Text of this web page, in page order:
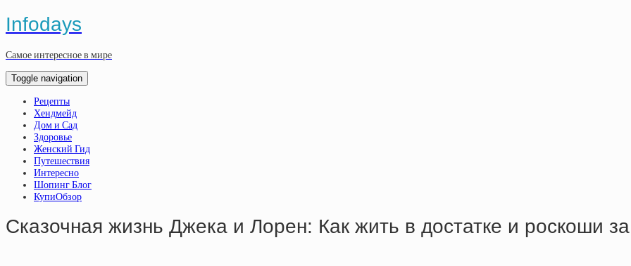
Infodays
Самое интересное в мире
Toggle navigation
Рецепты
Хендмейд
Дом и Сад
Здоровье
Женский Гид
Путешествия
Интересно
Шопинг Блог
КупиОбзор
Сказочная жизнь Джека и Лорен: Как жить в достатке и роскоши